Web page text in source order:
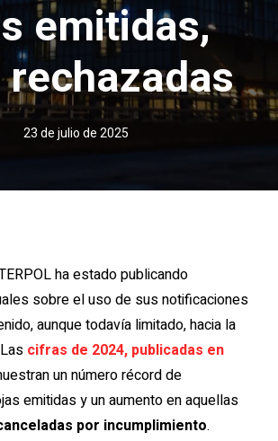
emitidas,
rechazadas
23 de julio de 2025
ha estado publicando
sobre el uso de sus notificaciones
aunque todavía limitado, hacia la
cifras de 2024, publicadas en
un número récord de
emitidas y un aumento en aquellas
por incumplimiento.